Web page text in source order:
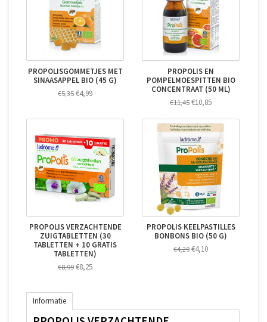
PROPOLISGOMMETJES MET
SINAASAPPEL BIO (45 G)
€5,35 €4,99
PROPOLIS EN
POMPELMOESPITTEN BIO
CONCENTRAAT (50 ML)
€11,45 €10,85
PROPOLIS VERZACHTENDE
ZUIGTABLETTEN (30
TABLETTEN + 10 GRATIS
TABLETTEN)
€8,99 €8,25
PROPOLIS KEELPASTILLES
BONBONS BIO (50 G)
€4,29 €4,10
Informatie